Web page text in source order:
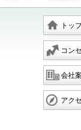
トッ
コン
会社
アク